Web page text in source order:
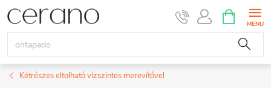
Ugrás
tartalomhoz
KOSÁR
Kétrészes eltolható vízszintes merevítővel